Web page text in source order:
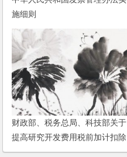
施细则
财政部、税务总局、科技部关于
提高研究开发费用税前加计扣除
比例的通知